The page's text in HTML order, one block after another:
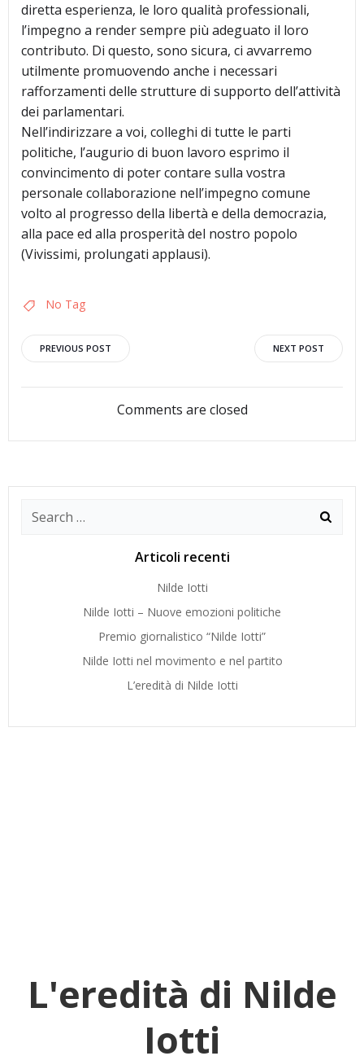
diretta esperienza, le loro qualità professionali,
l’impegno a render sempre più adeguato il loro
contributo. Di questo, sono sicura, ci avvarremo
utilmente promuovendo anche i necessari
rafforzamenti delle strutture di supporto dell’attività
dei parlamentari.
Nell’indirizzare a voi, colleghi di tutte le parti
politiche, l’augurio di buon lavoro esprimo il
convincimento di poter contare sulla vostra
personale collaborazione nell’impegno comune
volto al progresso della libertà e della democrazia,
alla pace ed alla prosperità del nostro popolo
(Vivissimi, prolungati applausi).
No Tag
Navigazione
articoli
PREVIOUS POST
articoli
NEXT POST
Comments are closed
Search
Articoli recenti
Nilde Iotti
Nilde Iotti – Nuove emozioni politiche
Premio giornalistico “Nilde Iotti”
Nilde Iotti nel movimento e nel partito
L’eredità di Nilde Iotti
L'eredità di Nilde
Iotti